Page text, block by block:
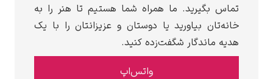
تماس بگیرید. ما همراه شما هستیم تا هنر را به
خانه‌تان بیاورید یا دوستان و عزیزانتان را با یک
هدیه ماندگار شگفت‌زده کنید.
واتس‌اپ